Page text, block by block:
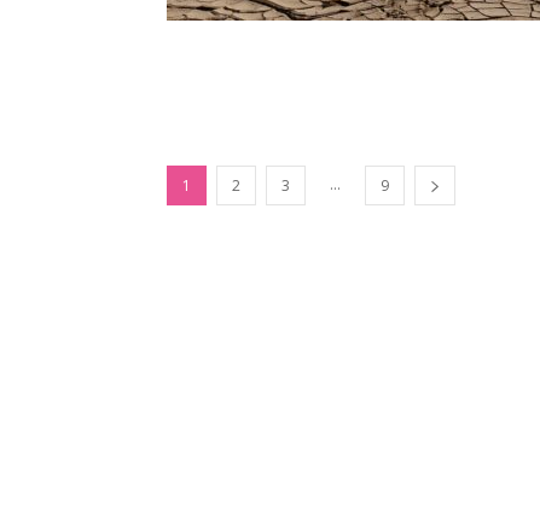
1 2 3 ... 9